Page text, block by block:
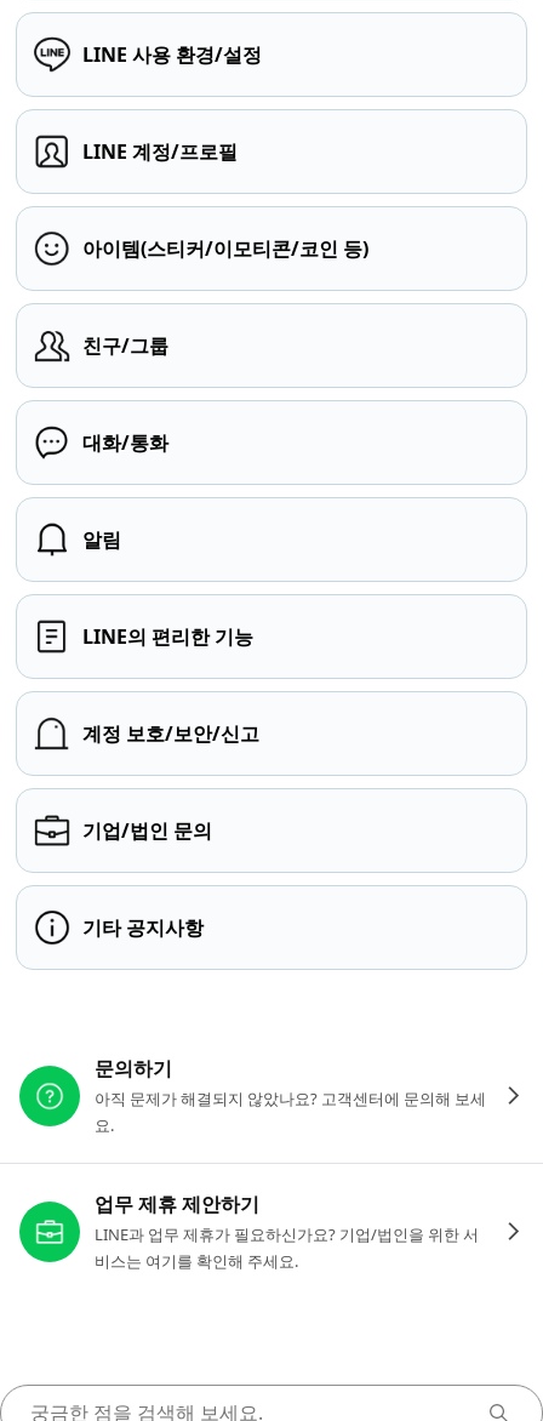
LINE 사용 환경/설정
LINE 계정/프로필
아이템(스티커/이모티콘/코인 등)
친구/그룹
대화/통화
알림
LINE의 편리한 기능
계정 보호/보안/신고
기업/법인 문의
기타 공지사항
문의하기
아직 문제가 해결되지 않았나요? 고객센터에 문의해 보세
요.
업무 제휴 제안하기
LINE과 업무 제휴가 필요하신가요? 기업/법인을 위한 서
비스는 여기를 확인해 주세요.